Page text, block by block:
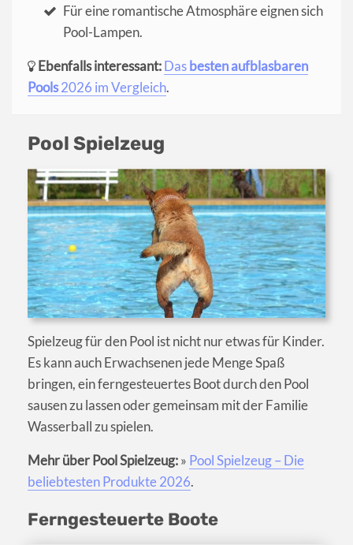
Für eine romantische Atmosphäre eignen sich
Pool-Lampen.
Ebenfalls interessant:Dasbesten aufblasbaren
Pools2026 im Vergleich.
Pool Spielzeug
Spielzeug für den Pool ist nicht nur etwas für Kinder.
Es kann auch Erwachsenen jede Menge Spaß
bringen, ein ferngesteuertes Boot durch den Pool
sausen zu lassen oder gemeinsam mit der Familie
Wasserball zu spielen.
Mehr über Pool Spielzeug:» Pool Spielzeug – Die
beliebtesten Produkte 2026.
Ferngesteuerte Boote